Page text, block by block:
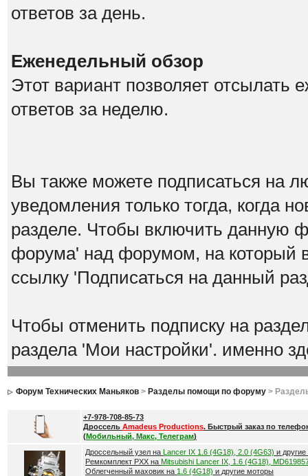
ответов за день.
Еженедельный обзор
Этот вариант позволяет отсылать
ответов за неделю.
Вы также можете подписаться на
уведомления только тогда, когда
разделе. Чтобы включить данную
форума' над форумом, на который
ссылку 'Подписаться на данный
Чтобы отменить подписку на
раздела 'Мои настройки'. именно
Форум Технических Маньяков> Разделы помощи по форуму>
+7-978-708-85-73
Дроссель Amadeus Productions. Быстрый заказ по
(Мобильный, Макс, Телеграм)
Дроссельный узел на Lancer IX 1.6 (4G18), 2.0 (4G63) и
Ремкомплект РХХ на Mitsubishi Lancer IX, 1.6 (4G18),
Облегченный маховик на 1.6 (4G18) и другие моторы